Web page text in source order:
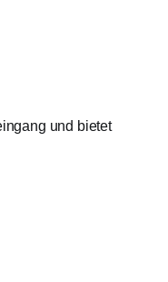
und bietet